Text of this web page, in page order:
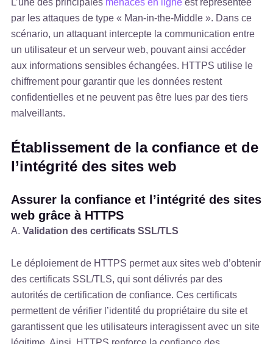
L’une des principales menaces en ligne est représentée
par les attaques de type « Man-in-the-Middle ». Dans ce
scénario, un attaquant intercepte la communication entre
un utilisateur et un serveur web, pouvant ainsi accéder
aux informations sensibles échangées. HTTPS utilise le
chiffrement pour garantir que les données restent
confidentielles et ne peuvent pas être lues par des tiers
malveillants.
Établissement de la confiance et de
l’intégrité des sites web
Assurer la confiance et l’intégrité des sites
web grâce à HTTPS
A.Validation des certificats SSL/TLS
Le déploiement de HTTPS permet aux sites web d’obtenir
des certificats SSL/TLS, qui sont délivrés par des
autorités de certification de confiance. Ces certificats
permettent de vérifier l’identité du propriétaire du site et
garantissent que les utilisateurs interagissent avec un site